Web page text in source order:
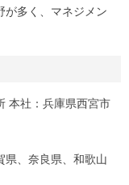
が多く、マネジメン
本社：兵庫県西宮市
県、奈良県、和歌山